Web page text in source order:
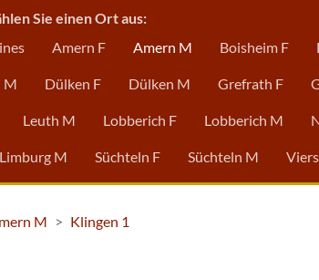
Sie einen Ort aus:
Amern F Amern M Boisheim F
M Dülken F Dülken M Grefrath F
Leuth M Lobberich F Lobberich M
M Süchteln F Süchteln M
M Klingen 1